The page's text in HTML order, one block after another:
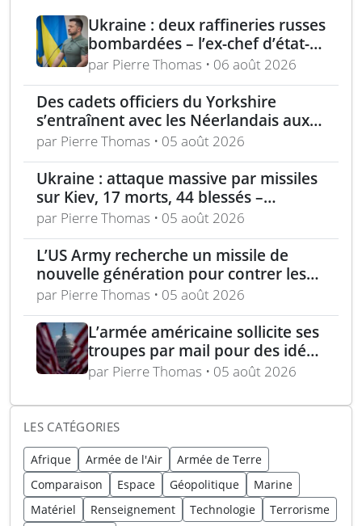
Ukraine : deux raffineries russes
bombardées – l’ex-chef d’état-
major ukrainien juge l’OTAN
dépassée
par Pierre Thomas • 06 août 2026
Des cadets officiers du Yorkshire
s’entraînent avec les Néerlandais aux
Pays-Bas
par Pierre Thomas • 05 août 2026
Ukraine : attaque massive par missiles
sur Kiev, 17 morts, 44 blessés –
incendie au centre logistique
Wildberries près de Moscou
par Pierre Thomas • 05 août 2026
L’US Army recherche un missile de
nouvelle génération pour contrer les
petits drones (NGCM)
par Pierre Thomas • 05 août 2026
L’armée américaine sollicite ses
troupes par mail pour des idées
afin de « faire pression et punir
par Pierre Thomas • 05 août 2026
LES CATÉGORIES
Afrique Armée de l'Air
Armée de Terre
Comparaison
Espace Géopolitique
Marine
Matériel
Renseignement Technologie
Terrorisme